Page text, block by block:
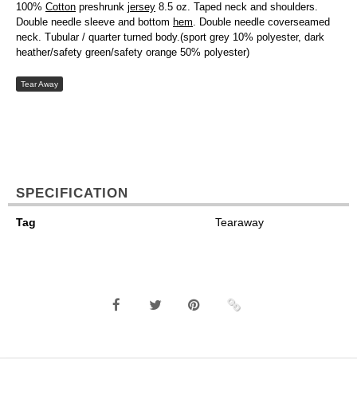
100% Cotton preshrunk jersey 8.5 oz. Taped neck and shoulders.
Double needle sleeve and bottom hem. Double needle coverseamed
neck. Tubular / quarter turned body.(sport grey 10% polyester, dark
heather/safety green/safety orange 50% polyester)
Tear Away
SPECIFICATION
Tag Tearaway